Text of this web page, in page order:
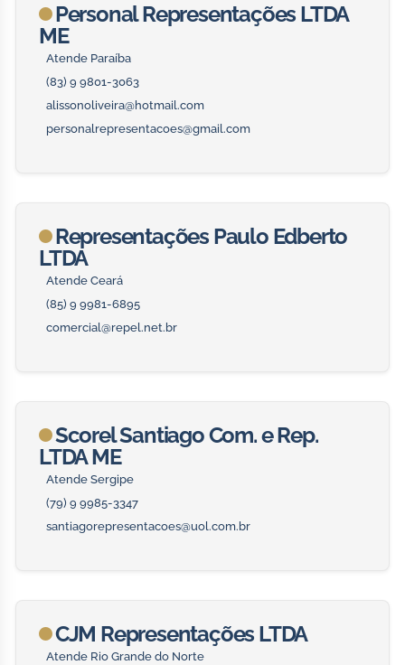
Personal Representações LTDA
ME
Atende Paraíba
(83) 9 9801-3063
alissonoliveira@hotmail.com
personalrepresentacoes@gmail.com
Representações Paulo Edberto
LTDA
Atende Ceará
(85) 9 9981-6895
comercial@repel.net.br
Scorel Santiago Com. e Rep.
LTDA ME
Atende Sergipe
(79) 9 9985-3347
santiagorepresentacoes@uol.com.br
CJM Representações LTDA
Atende Rio Grande do Norte